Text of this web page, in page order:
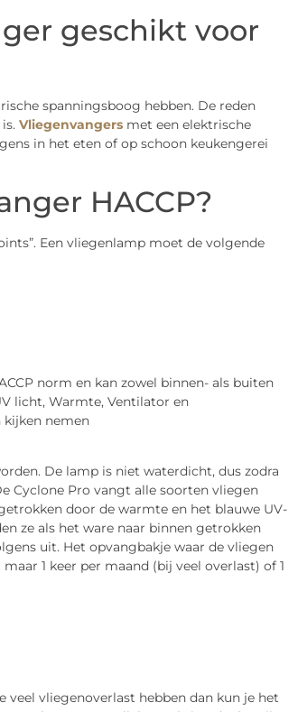
geschikt voor
spanningsboog hebben. De reden
Vliegenvangersmet een elektrische
in het eten of op schoon keukengerei
HACCP?
Een vliegenlamp moet de volgende
norm en kan zowel binnen- als buiten
licht, Warmte, Ventilator en
nemen
De lamp is niet waterdicht, dus zodra
Cyclone Pro vangt alle soorten vliegen
door de warmte en het blauwe UV-
ze als het ware naar binnen getrokken
uit. Het opvangbakje waar de vliegen
1 keer per maand (bij veel overlast) of 1
vliegenoverlast hebben dan kun je het